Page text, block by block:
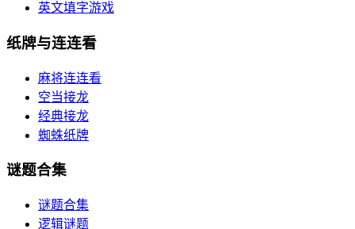
英文填字游戏
纸牌与连连看
麻将连连看
空当接龙
经典接龙
蜘蛛纸牌
谜题合集
谜题合集
逻辑谜题